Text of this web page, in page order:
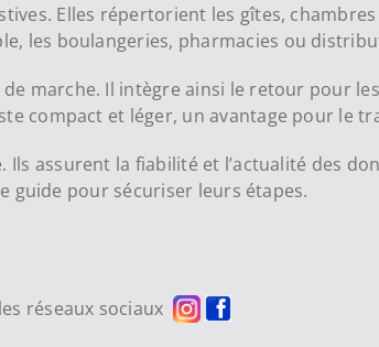
Elles répertorient les gîtes,
les boulangeries, pharmacies ou
marche. Il intègre ainsi le retour pour
compact et léger, un avantage pour le
assurent la fiabilité et l’actualité des
guide pour sécuriser leurs étapes.
réseaux sociaux